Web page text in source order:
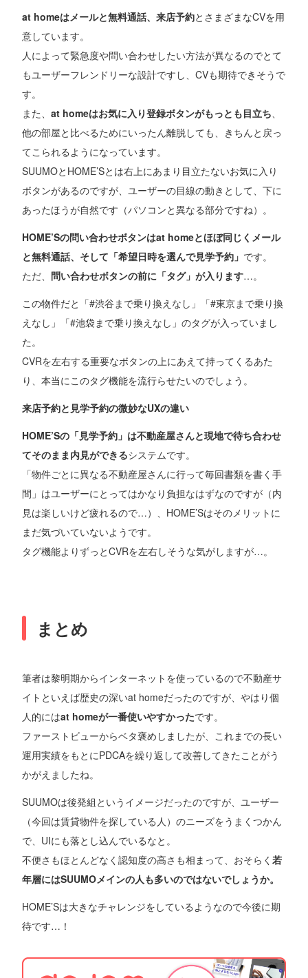
at homeはメールと無料通話、来店予約とさまざまなCVを用
意しています。
人によって緊急度や問い合わせしたい方法が異なるのでとて
もユーザーフレンドリーな設計ですし、CVも期待できそうで
す。
また、 at homeはお気に入り登録ボタンがもっとも目立ち
他の部屋と比べるためにいったん離脱しても、きちんと戻っ
てこられるようになっています。
SUUMOとHOME’Sとは右上にあまり目立たないお気に入り
ボタンがあるのですが、ユーザーの目線の動きとして、下に
あったほうが自然です（パソコンと異なる部分ですね）。
HOME’Sの問い合わせボタンはat homeとほぼ同じくメール
と無料通話、そして「希望日時を選んで見学予約」 です。
ただ、 問い合わせボタンの前に「タグ」が入ります…。
この物件だと「#渋谷まで乗り換えなし」「#東京まで乗り換
えなし」「#池袋まで乗り換えなし」のタグが入っていまし
た。
CVRを左右する重要なボタンの上にあえて持ってくるあた
り、本当にこのタグ機能を流行らせたいのでしょう。
来店予約と見学予約の微妙なUXの違い
HOME’Sの「見学予約」は不動産屋さんと現地で待ち合わせ
てそのまま内見ができるシステムです。
「物件ごとに異なる不動産屋さんに行って毎回書類を書く手
間」はユーザーにとってはかなり負担なはずなのですが（内
見は楽しいけど疲れるので…）、HOME’Sはそのメリットに
まだ気づいていないようです。
タグ機能よりずっとCVRを左右しそうな気がしますが…。
まとめ
筆者は黎明期からインターネットを使っているので不動産サ
イトといえば歴史の深いat homeだったのですが、やはり個
人的にはat homeが一番使いやすかったです。
ファーストビューからベタ褒めしましたが、これまでの長い
運用実績をもとにPDCAを繰り返して改善してきたことがう
かがえましたね。
SUUMOは後発組というイメージだったのですが、ユーザー
（今回は賃貸物件を探している人）のニーズをうまくつかん
で、UIにも落とし込んでいるなと。
不便さもほとんどなく認知度の高さも相まって、おそらく 若
年層にはSUUMOメインの人も多いのではないでしょうか。
HOME’Sは大きなチャレンジをしているようなので今後に期
待です…！